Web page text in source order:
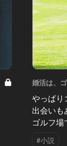
婚活は、
やっぱり
出会い
ゴルフ
#小説